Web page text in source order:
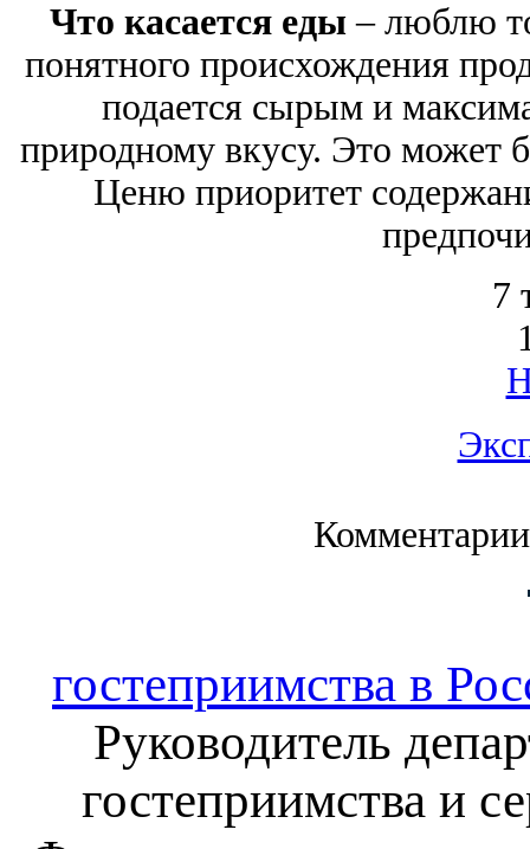
Что касается еды– люблю
понятного происхождения
подается сырым и
природному вкусу. Это
Ценю приоритет
7
гостеприимства в
Руководитель
гостеприимства и